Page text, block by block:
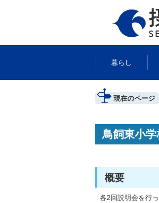
暮らし
現在のページ
鳥飼東小
概要
各2回説明会を行